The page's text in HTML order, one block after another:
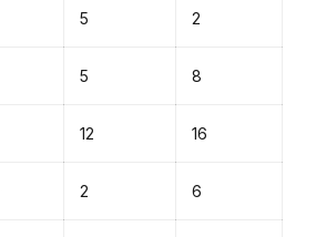
5 2
5 8
12 16
2 6